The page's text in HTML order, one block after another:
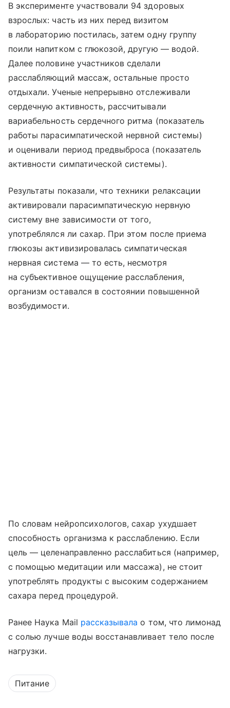
В эксперименте участвовали 94 здоровых
взрослых: часть из них перед визитом
в лабораторию постилась, затем одну группу
поили напитком с глюкозой, другую — водой.
Далее половине участников сделали
расслабляющий массаж, остальные просто
отдыхали. Ученые непрерывно отслеживали
сердечную активность, рассчитывали
вариабельность сердечного ритма (показатель
работы парасимпатической нервной системы)
и оценивали период предвыброса (показатель
активности симпатической системы).
Результаты показали, что техники релаксации
активировали парасимпатическую нервную
систему вне зависимости от того,
употреблялся ли сахар. При этом после приема
глюкозы активизировалась симпатическая
нервная система — то есть, несмотря
на субъективное ощущение расслабления,
организм оставался в состоянии повышенной
возбудимости.
По словам нейропсихологов, сахар ухудшает
способность организма к расслаблению. Если
цель — целенаправленно расслабиться (например,
с помощью медитации или массажа), не стоит
употреблять продукты с высоким содержанием
сахара перед процедурой.
Ранее Наука Mail рассказывала о том, что лимонад
с солью лучше воды восстанавливает тело после
нагрузки.
Питание